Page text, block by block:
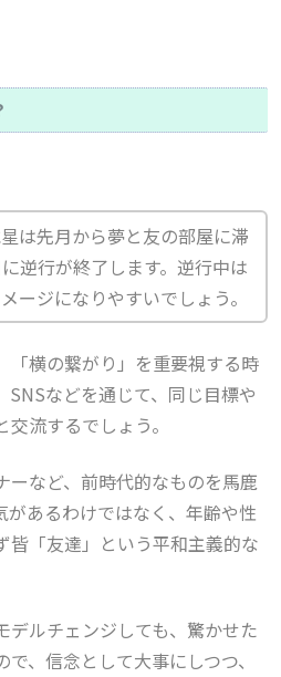
は先月から夢と友の部屋に滞
逆行が終了します。逆行中は
ージになりやすいでしょう。
「横の繋がり」を重要視する時
などを通じて、同じ目標や
流するでしょう。
ーなど、前時代的なものを馬鹿
があるわけではなく、年齢や性
皆「友達」という平和主義的な
デルチェンジしても、驚かせた
、信念として大事にしつつ、